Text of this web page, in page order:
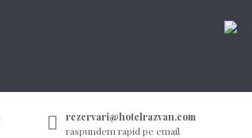
rezervari@hotelrazvan.com
raspundem rapid pe email